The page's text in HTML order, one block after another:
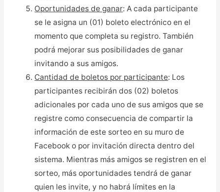
Oportunidades de ganar: A cada participante
se le asigna un (01) boleto electrónico en el
momento que completa su registro. También
podrá mejorar sus posibilidades de ganar
invitando a sus amigos.
Cantidad de boletos por participante: Los
participantes recibirán dos (02) boletos
adicionales por cada uno de sus amigos que se
registre como consecuencia de compartir la
información de este sorteo en su muro de
Facebook o por invitación directa dentro del
sistema. Mientras más amigos se registren en el
sorteo, más oportunidades tendrá de ganar
quien les invite, y no habrá límites en la